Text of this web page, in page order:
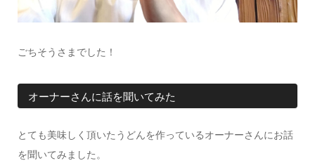
ごちそうさまでした！
オーナーさんに話を聞いてみた
とても美味しく頂いたうどんを作っているオーナーさんにお話
を聞いてみました。